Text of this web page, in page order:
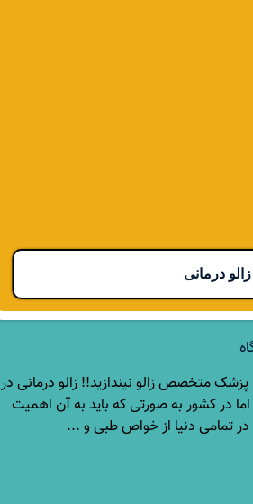
زالو درمانی
متخصص زالو نیندازید!! زالو درمانی در
در کشور به صورتی که باید به آن اهمیت
تمامی دنیا از خواص طبی و ...